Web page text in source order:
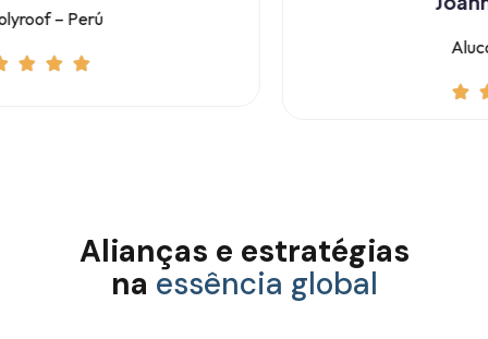
Alianças e estratégias
na essência global